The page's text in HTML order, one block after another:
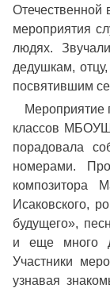
Отечественной
мероприятия
людях.
дедушкам,
посвятившим
Мероприятие
классов
порадовала
номерами.
композитора
Исаковского,
будущего»,
и еще много
Участники
узнавая